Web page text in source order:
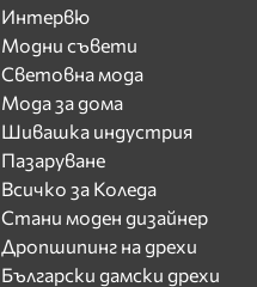
Интервю
Модни съвети
Световна мода
Мода за дома
Шивашка индустрия
Пазаруване
Всичко за Коледа
Стани моден дизайнер
Дропшипинг на дрехи
Български дамски дрехи